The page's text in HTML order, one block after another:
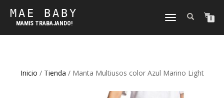
MAE BABY
MAMIS TRABAJANDO!
CAMBIAR
0
Inicio / Tienda / Manta Multiusos color Azul Marino Light